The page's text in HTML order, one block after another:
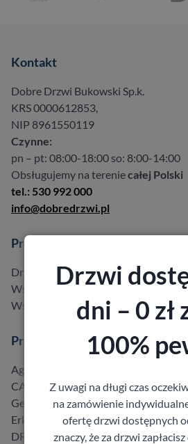
Kontakt
Dobre Drzwi Bukowski Sp.k.
KRS 0000612853,
NIP 8961550119
Czynne:
pn – pt: 08:00-18:00 so: 8:00-14:00
Obsługujemy na tereniecałej Polski
tel.: 530 992 000
info@dobredrzwi.pl
Produkty
Drzwi w promocji do -40%
Wszystkie produkty
Wszyscy producenci
Producenci
Agmar
CAL
Gerda
Erkado
DRE
Drzwi
dni – 0 zł
100%
Z uwagi na długi czas
na zamówienie
ofertę drzwi dostępnych
znaczy, że za drzwi